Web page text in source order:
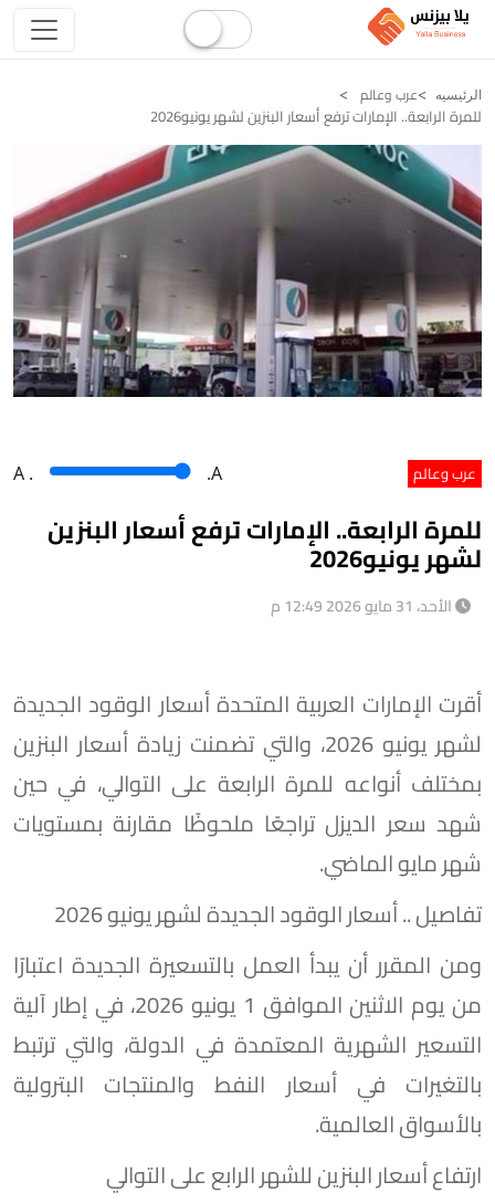
الرئيسيه عرب وعالم
للمرة الرابعة.. الإمارات ترفع أسعار البنزين لشهر يونيو2026
عرب وعالم A . .A
للمرة الرابعة.. الإمارات ترفع أسعار البنزين
لشهر يونيو2026
الأحد، 31 مايو 2026 12:49 م
أقرت الإمارات العربية المتحدة أسعار الوقود الجديدة
لشهر يونيو 2026، والتي تضمنت زيادة أسعار البنزين
بمختلف أنواعه للمرة الرابعة على التوالي، في حين
شهد سعر الديزل تراجعًا ملحوظًا مقارنة بمستويات
شهر مايو الماضي.
تفاصيل .. أسعار الوقود الجديدة لشهر يونيو 2026
ومن المقرر أن يبدأ العمل بالتسعيرة الجديدة اعتبارًا
من يوم الاثنين الموافق 1 يونيو 2026، في إطار آلية
التسعير الشهرية المعتمدة في الدولة، والتي ترتبط
بالتغيرات في أسعار النفط والمنتجات البترولية
بالأسواق العالمية.
ارتفاع أسعار البنزين للشهر الرابع على التوالي